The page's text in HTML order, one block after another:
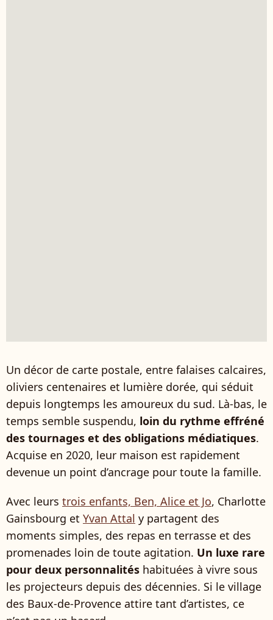
Un décor de carte postale, entre falaises calcaires,
oliviers centenaires et lumière dorée, qui séduit
depuis longtemps les amoureux du sud. Là-bas, le
temps semble suspendu, loin du rythme effréné
des tournages et des obligations médiatiques.
Acquise en 2020, leur maison est rapidement
devenue un point d’ancrage pour toute la famille.
Avec leurs trois enfants, Ben, Alice et Jo, Charlotte
Gainsbourg et Yvan Attal y partagent des
moments simples, des repas en terrasse et des
promenades loin de toute agitation. Un luxe rare
pour deux personnalités habituées à vivre sous
les projecteurs depuis des décennies. Si le village
des Baux-de-Provence attire tant d’artistes, ce